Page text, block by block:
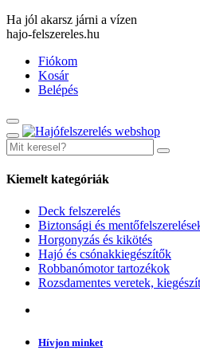
Ha jól akarsz járni a vízen
hajo-felszereles.hu
Fiókom
Kosár
Belépés
Kiemelt kategóriák
Deck felszerelés
Biztonsági és
Horgonyzás és kikötés
Hajó és csónakkiegészítők
Robbanómotor tartozékok
Rozsdamentes veretek,
Hívjon minket